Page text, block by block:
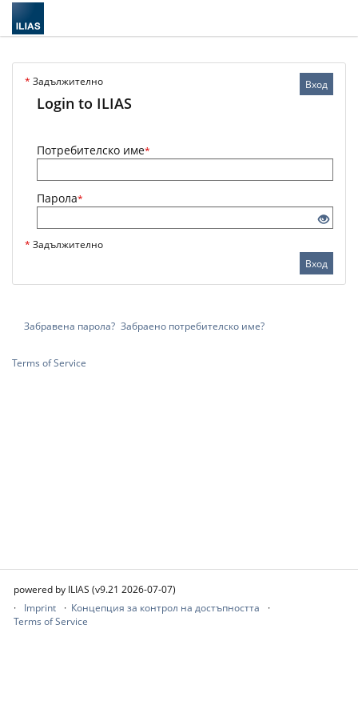
Вход
* Задължително
Login to ILIAS
Потребителско име*
Парола*
* Задължително
Вход
Забравена парола? Забраено потребителско име?
Terms of Service
powered by ILIAS (v9.21 2026-07-07)
Imprint
Концепция за контрол на достъпността
Terms of Service